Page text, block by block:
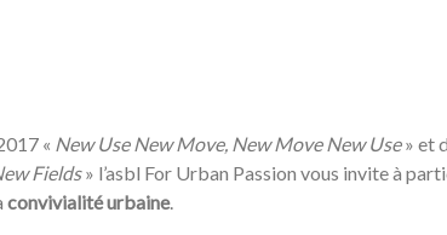
« New Use New Move, New Move New Use» et
Fields» l’asbl For Urban Passion vous invite à
convivialité urbaine.